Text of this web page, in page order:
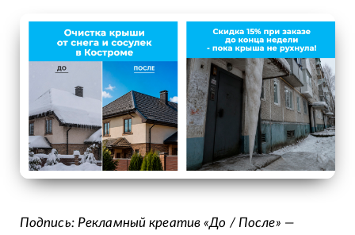
Подпись: Рекламный креатив «До / После» —